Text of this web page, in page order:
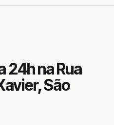
24h na Rua
São